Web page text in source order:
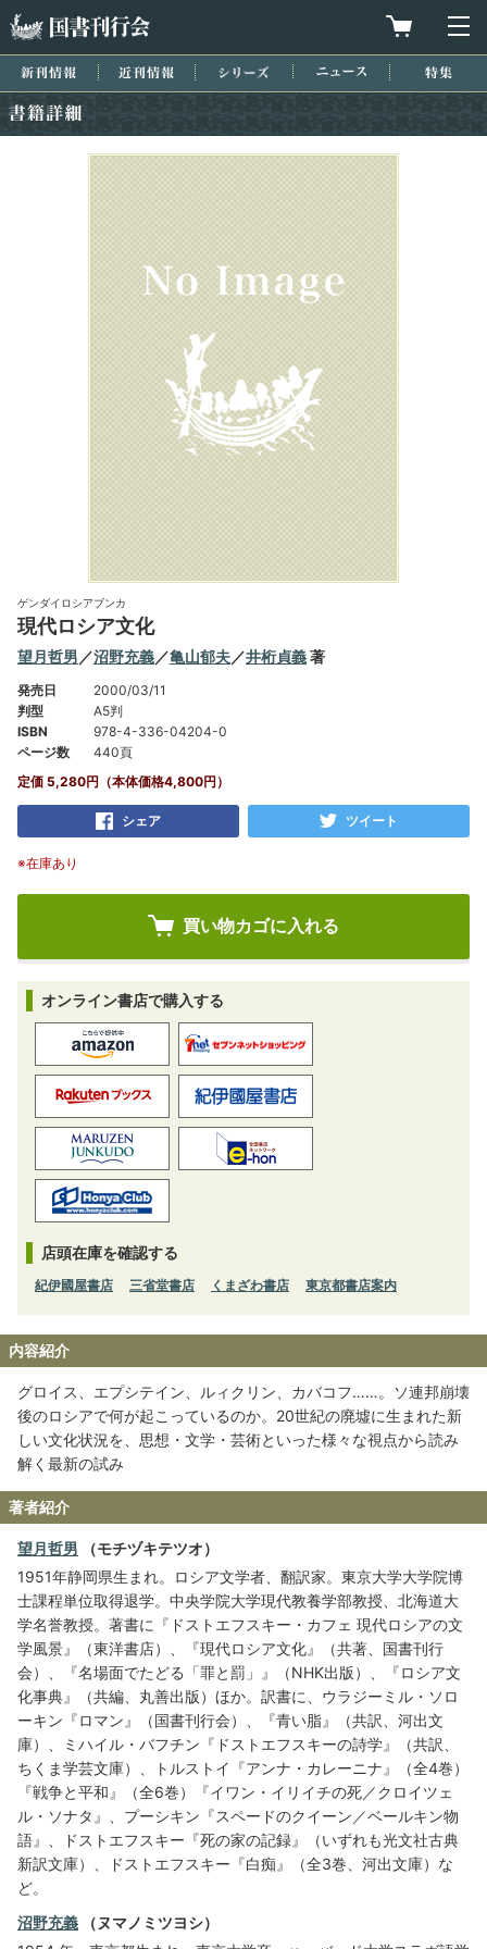
買物カゴを
新刊情報 近刊情報 シリーズ ニュース
ゲンダイロシアブンカ
現代ロシア文化
望月哲男 ／沼野充義／亀山郁夫／井桁貞義著
発売日
2000/03/11
判型
A5判
ISBN
978-4-336-04204-0
ページ数
440頁
定価 5,280円（本体価格4,800円）
シェア ツイート
※在庫あり
オンライン書店で購入する
店頭在庫を確認する
紀伊國屋書店 三省堂書店 くまざわ書店 東京都書店案内
内容紹介
グロイス、エプシテイン、ルィクリン、カバコフ……。ソ連邦崩壊
後のロシアで何が起こっているのか。20世紀の廃墟に生まれた新
しい文化状況を、思想・文学・芸術といった様々な視点から読み
解く最新の試み
著者紹介
望月哲男 （モチヅキテツオ）
1951年静岡県生まれ。ロシア文学者、翻訳家。東京大学大学院博
士課程単位取得退学。中央学院大学現代教養学部教授、北海道大
学名誉教授。著書に『ドストエフスキー・カフェ 現代ロシアの文
学風景』（東洋書店）、『現代ロシア文化』（共著、国書刊行
会）、『名場面でたどる「罪と罰」』（NHK出版）、『ロシア文
化事典』（共編、丸善出版）ほか。訳書に、ウラジーミル・ソロ
ーキン『ロマン』（国書刊行会）、『青い脂』（共訳、河出文
庫）、ミハイル・バフチン『ドストエフスキーの詩学』（共訳、
ちくま学芸文庫）、トルストイ『アンナ・カレーニナ』（全4巻）
『戦争と平和』（全6巻）『イワン・イリイチの死／クロイツェ
ル・ソナタ』、プーシキン『スペードのクイーン／ベールキン物
語』、ドストエフスキー『死の家の記録』（いずれも光文社古典
新訳文庫）、ドストエフスキー『白痴』（全3巻、河出文庫）な
ど。
沼野充義 （ヌマノミツヨシ）